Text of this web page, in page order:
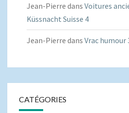
Jean-Pierre dans Voitures
Küssnacht Suisse 4
Jean-Pierre dans Vrac humour
CATÉGORIES